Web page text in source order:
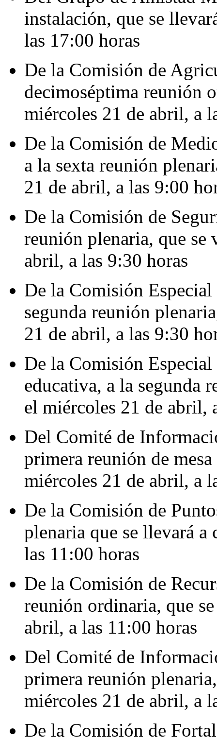
instalación, que se
las 17:00 horas
De la Comisión de
decimoséptima reunión
miércoles 21 de abril, a
De la Comisión de
a la sexta reunión
21 de abril, a las 9:00
De la Comisión de
reunión plenaria, que se
abril, a las 9:30 horas
De la Comisión
segunda reunión
21 de abril, a las 9:30
De la Comisión
educativa, a la segunda
el miércoles 21 de abril,
Del Comité de
primera reunión de
miércoles 21 de abril, a
De la Comisión de
plenaria que se llevará
las 11:00 horas
De la Comisión de
reunión ordinaria, que
abril, a las 11:00 horas
Del Comité de
primera reunión
miércoles 21 de abril, a
De la Comisión de